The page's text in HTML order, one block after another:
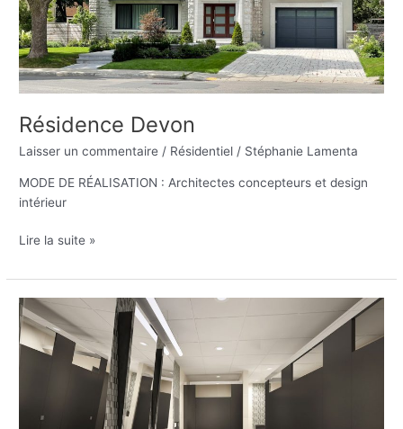
Résidence Devon
Laisser un commentaire / Résidentiel / Stéphanie Lamenta
MODE DE RÉALISATION : Architectes concepteurs et design
intérieur
Lire la suite »
1100
Robert-
Bourassa